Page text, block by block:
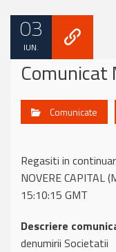
03
IUN.
Comunicat
Comunicate
Regasiti in
NOVERE CAPITAL
15:10:15 GMT
Descriere
denumirii Societatii